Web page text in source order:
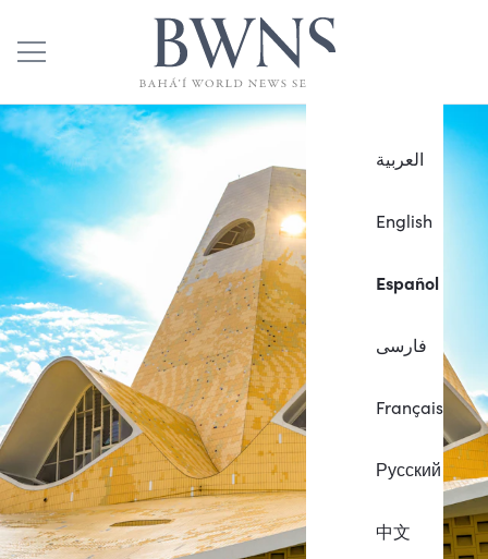
العربية
English
Español
فارسی
Français
Русский
中文